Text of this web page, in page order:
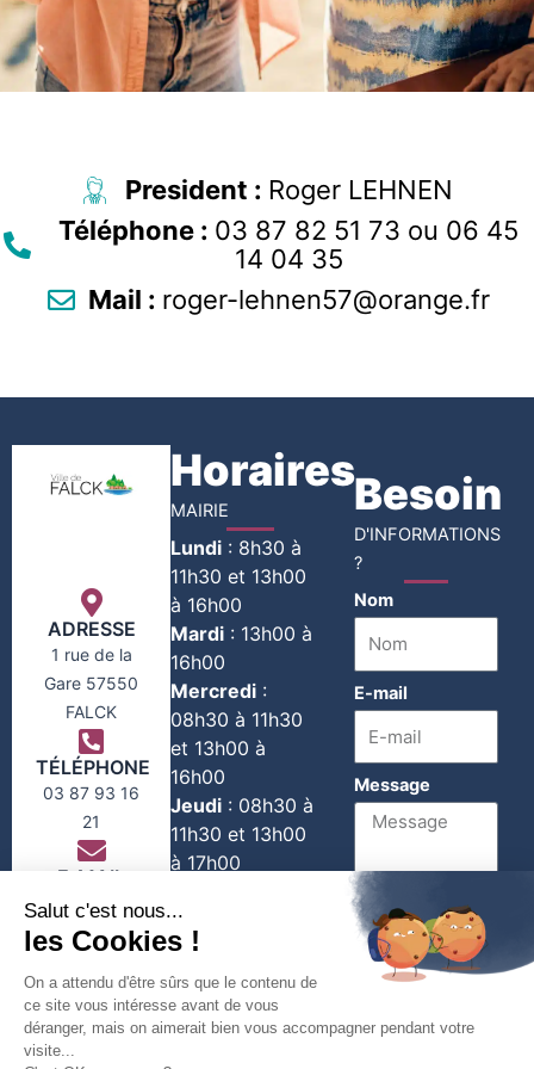
President : Roger LEHNEN
Téléphone : 03 87 82 51 73 ou 06 45
14 04 35
Mail : roger-lehnen57@orange.fr
ADRESSE
1 rue de la
Gare 57550
FALCK
TÉLÉPHONE
03 87 93 16
21
E-MAIL
contact@falck-
moselle.com
Horaires
MAIRIE
Lundi : 8h30 à
11h30 et 13h00
à 16h00
Mardi : 13h00 à
16h00
Mercredi :
08h30 à 11h30
et 13h00 à
16h00
Jeudi : 08h30 à
11h30 et 13h00
à 17h00
08h30 à 11h30
1er et 3e
Samedi du
mois :08h30 à
11h30
Besoin
D'INFORMATIONS
?
Nom
E-mail
Message
Envoyer